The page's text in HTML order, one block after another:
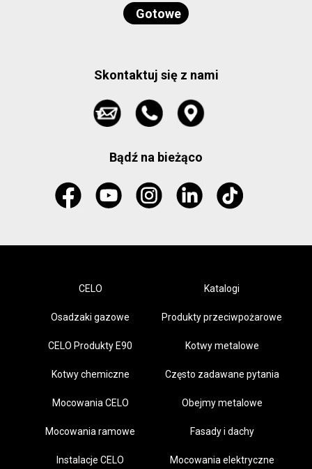
Skontaktuj się z nami
Bądź na bieżąco
CELO Katalogi
Osadzaki gazowe Produkty przeciwpożarowe
CELO Produkty E90 Kotwy metalowe
Kotwy chemiczne Często zadawane pytania
Mocowania CELO Obejmy metalowe
Mocowania ramowe Fasady i dachy
Instalacje CELO Mocowania elektryczne